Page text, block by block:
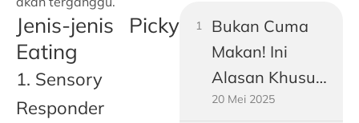
Jenis-jenis Picky
Eating
1. Sensory
Responder
Bukan Cuma
Makan! Ini
Alasan Khusus
Perut Pria
20 Mei 2025